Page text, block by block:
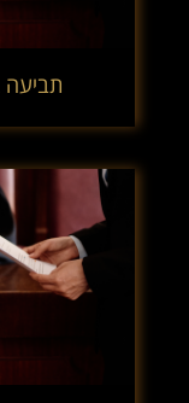
תביעה